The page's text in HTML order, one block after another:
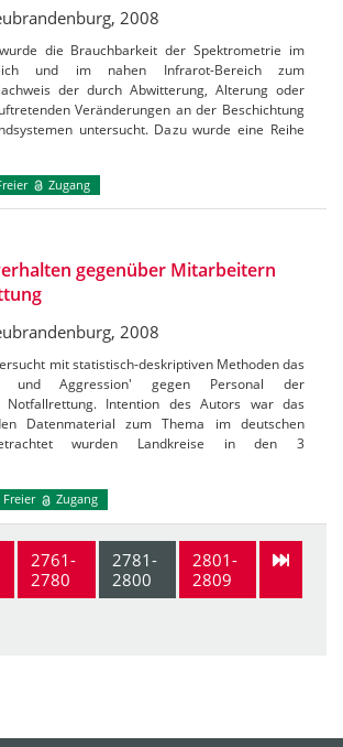
2008
die Brauchbarkeit der Spektrometrie im
und im nahen Infrarot-Bereich zum
der durch Abwitterung, Alterung oder
Veränderungen an der Beschichtung
untersucht. Dazu wurde eine Reihe
Zugang
gegenüber Mitarbeitern
2008
mit statistisch-deskriptiven Methoden das
und Aggression' gegen Personal der
Notfallrettung. Intention des Autors war das
Datenmaterial zum Thema im deutschen
wurden Landkreise in den 3
Freier Zugang
2761-
2780
2781-
2800
2801-
2809